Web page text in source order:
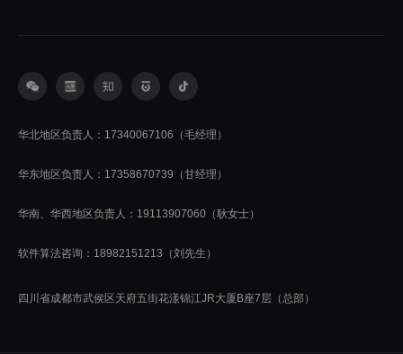
华北地区负责人：17340067106（毛经理）
华东地区负责人：17358670739（甘经理）
华南、华西地区负责人：19113907060（耿女士）
软件算法咨询：18982151213（刘先生）
四川省成都市武侯区天府五街花漾锦江JR大厦B座7层（总部）